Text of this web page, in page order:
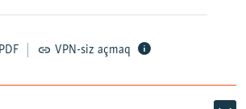
PDF VPN-siz açmaq